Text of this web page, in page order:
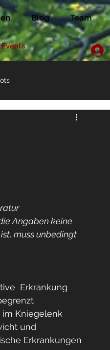
Blog Team
Angaben keine
muss unbedingt
Erkrankung
im Kniegelenk
und
Erkrankungen